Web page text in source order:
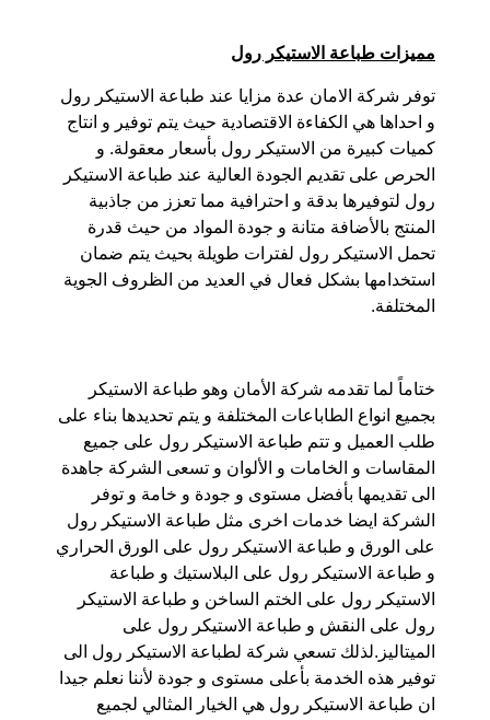
مميزات طباعة الاستيكر رول
توفر شركة الامان عدة مزايا عند طباعة الاستيكر رول
و احداها هي الكفاءة الاقتصادية حيث يتم توفير و انتاج
كميات كبيرة من الاستيكر رول بأسعار معقولة. و
الحرص على تقديم الجودة العالية عند طباعة الاستيكر
رول لتوفيرها بدقة و احترافية مما تعزز من جاذبية
المنتج بالأضافة متانة و جودة المواد من حيث قدرة
تحمل الاستيكر رول لفترات طويلة بحيث يتم ضمان
استخدامها بشكل فعال في العديد من الظروف الجوية
المختلفة.
ختاماً لما تقدمه شركة الأمان وهو طباعة الاستيكر
بجميع انواع الطاباعات المختلفة و يتم تحديدها بناء على
طلب العميل و تتم طباعة الاستيكر رول على جميع
المقاسات و الخامات و الألوان و تسعى الشركة جاهدة
الى تقديمها بأفضل مستوى و جودة و خامة و توفر
الشركة ايضا خدمات اخرى مثل طباعة الاستيكر رول
على الورق و طباعة الاستيكر رول على الورق الحراري
و طباعة الاستيكر رول على البلاستيك و طباعة
الاستيكر رول على الختم الساخن و طباعة الاستيكر
رول على النقش و طباعة الاستيكر رول على
الميتاليز.لذلك تسعي شركة لطباعة الاستيكر رول الى
توفير هذه الخدمة بأعلى مستوى و جودة لأننا نعلم جيدا
ان طباعة الاستيكر رول هي الخيار المثالي لجميع